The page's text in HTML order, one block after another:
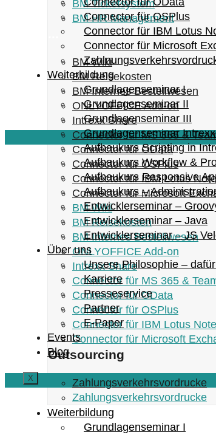
BM Ticketsystem
BM HR Management
BM Wiki
BM Reisekosten
BM Internes Bestellwesen
ONLYOFFICE Add-on
Intrexx Share
Connector für MS 365 &
Connector für OData
Connector für OSPlus
Connector für IBM Lotus
Connector für Microsoft
BM Wiki
BM Reisekosten
BM Internes Bestellwesen
ONLYOFFICE Add-on
Intrexx Share
Connector für MS 365 &
Connector für OData
Connector für OSPlus
Connector für IBM Lotus
Connector für Microsoft
Outsourcing
Zahlungsverkehrsvordrucke
Zahlungsverkehrsvordrucke
Weiterbildung
Grundlagenseminar I
Connector für OSPlus
Connector für IBM Lotus
Connector für Microsoft
Weiterbildung
Grundlagenseminar I
Grundlagenseminar II
Grundlagenseminar III
Grundlagenseminar
Aufbaukurs Scripting in
Aufbaukurs Workflow &
Aufbaukurs Responsive
Aufbaukurs –
Entwicklerseminar –
Entwicklerseminar – Java
Entwicklerseminar – JS
Über uns
Unsere Philosophie –
Karriere
Presseservice
Partner
E-Paper
Events
Blog
X